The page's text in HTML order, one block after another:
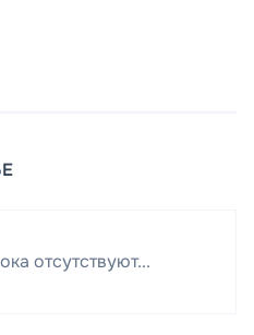
отсутствуют...